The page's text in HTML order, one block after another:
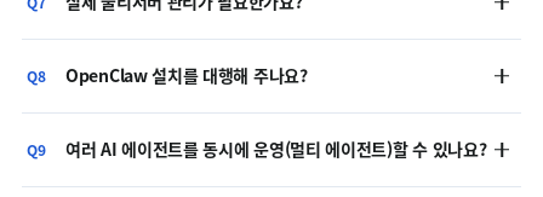
Q8 OpenClaw 설치를 대행해 주나요?
Q9 여러 AI 에이전트를 동시에 운영(멀티 에이전트)할 수 있나요?